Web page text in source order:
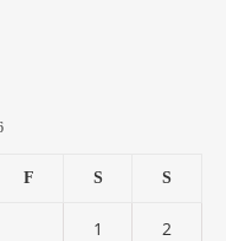
F S S
1 2